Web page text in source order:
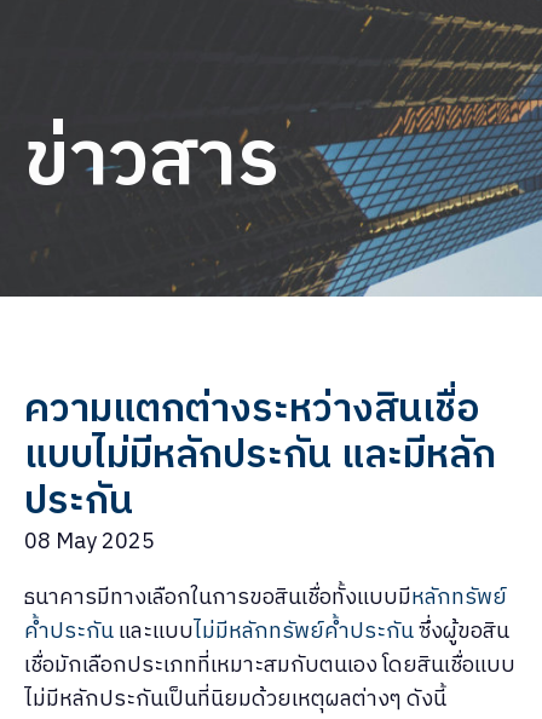
ข่าวสาร
ความแตกต่างระหว่างสินเชื่อ
แบบไม่มีหลักประกัน และมีหลัก
ประกัน
08 May 2025
ธนาคารมีทางเลือกในการขอสินเชื่อทั้งแบบมีหลักทรัพย์
ค้ำประกันและแบบไม่มีหลักทรัพย์ค้ำประกันซึ่งผู้ขอสิน
เชื่อมักเลือกประเภทที่เหมาะสมกับตนเอง โดยสินเชื่อแบบ
ไม่มีหลักประกันเป็นที่นิยมด้วยเหตุผลต่างๆ ดังนี้